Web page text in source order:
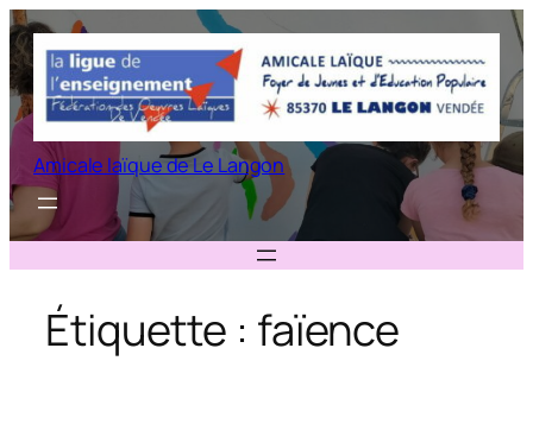
Aller
au
contenu
Amicale laïque de Le Langon
Étiquette : faïence